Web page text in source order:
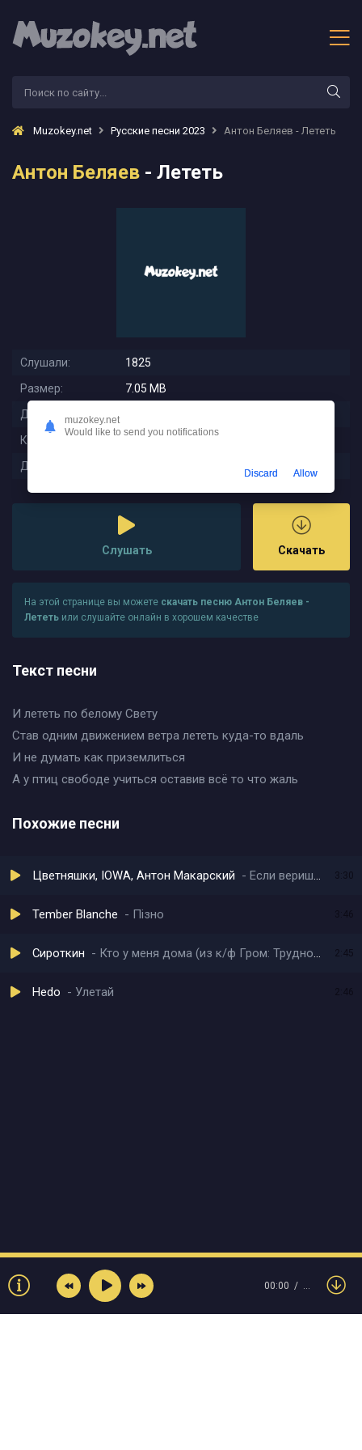
Muzokey.net Русские песни 2023 Антон Беляев - Лететь
Антон Беляев - Лететь
Слушали:
1825
Размер:
7.05 MB
Длительность:
Качество:
320 kbps
Дата релиза:
Слушать Скачать
На этой странице вы можете скачать песню Антон Беляев -
Лететь или слушайте онлайн в хорошем качестве
Текст песни
И лететь по белому Свету
Став одним движением ветра лететь куда-то вдаль
И не думать как приземлиться
А у птиц свободе учиться оставив всё то что жаль
Похожие песни
Цветняшки, IOWA, Антон Макарский Если веришь в чудеса 3:30
Tember Blanche Пізно
Сироткин Кто у меня дома (из к/ф Гром: Трудное Детство) 2:45
Hedo Улетай
00:00 …
muzokey.net
Would like to send you notifications
Discard Allow